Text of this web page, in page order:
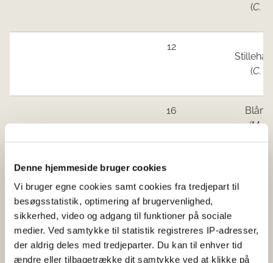
Denne hjemmeside bruger cookies
Vi bruger egne cookies samt cookies fra tredjepart til
besøgsstatistik, optimering af brugervenlighed,
sikkerhed, video og adgang til funktioner på sociale
medier. Ved samtykke til statistik registreres IP-adresser,
der aldrig deles med tredjeparter. Du kan til enhver tid
ændre eller tilbagetrække dit samtykke ved at klikke på
(C.
12
(C.
16
(M.
og Mariager
Fjord
Kattegat Nord Ingen åbne områder
Jyllands
østkyst syd for
80
(M.